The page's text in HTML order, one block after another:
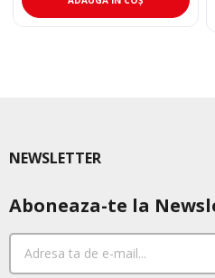
fost:
180,00 lei.
162,00 lei.
NEWSLETTER
Aboneaza-te la